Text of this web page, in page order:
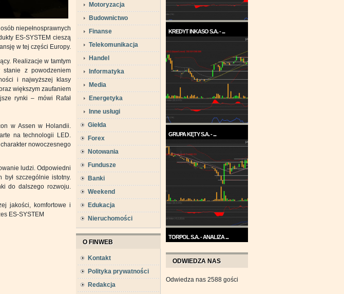
niepełnosprawnych
ES-SYSTEM cieszą
w tej części Europy.
Realizacje w tamtym
z powodzeniem
i najwyższej klasy
większym zaufaniem
rynki – mówi Rafał
w Assen w Holandii.
na technologii LED.
nowoczesnego
ludzi. Odpowiedni
szczególnie istotny.
do dalszego rozwoju.
jakości, komfortowe i
ES-SYSTEM
Motoryzacja
Budownictwo
Finanse
Telekomunikacja
Handel
Informatyka
Media
Energetyka
Inne usługi
Giełda
Forex
Notowania
Fundusze
Banki
Weekend
Edukacja
Nieruchomości
O FINWEB
Kontakt
Polityka prywatności
Redakcja
KREDYT INKASO S.A. - ...
każdym razie w ...
GRUPA KĘTY S.A. - ...
Trend na wykresie Grupy Kęty
jest wzrostowy. ...
TORPOL S.A. - ANALIZA ...
września wykres Torpolu ...
ODWIEDZA NAS
Odwiedza nas 2588 gości